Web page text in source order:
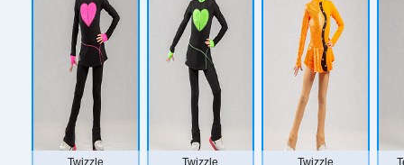
Twizzle
Twizzle
Twizzle